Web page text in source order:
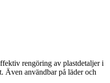
rengöring av plastdetaljer i
Även användbar på läder och